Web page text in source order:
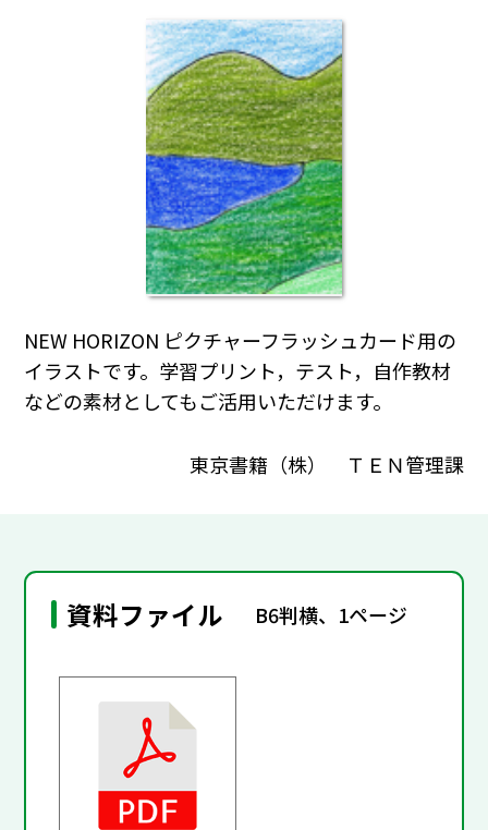
NEW HORIZON ピクチャーフラッシュカード用の
イラストです。学習プリント，テスト，自作教材
などの素材としてもご活用いただけます。
東京書籍（株） ＴＥＮ管理課
資料ファイル B6判横、1ページ